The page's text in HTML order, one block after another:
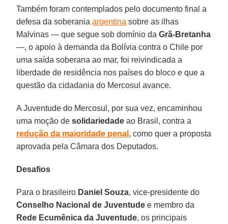
Também foram contemplados pelo documento final a
defesa da soberania argentina sobre as ilhas
Malvinas — que segue sob domínio daGrã-Bretanha
—, o apoio à demanda da Bolívia contra o Chile por
uma saída soberana ao mar, foi reivindicada a
liberdade de residência nos países do bloco e que a
questão da cidadania do Mercosul avance.
A Juventude do Mercosul, por sua vez, encaminhou
uma moção desolidariedade ao Brasil, contra a
redução da maioridade penal , como quer a proposta
aprovada pela Câmara dos Deputados.
Desafios
Para o brasileiro Daniel Souza, vice-presidente do
Conselho Nacional de Juventude e membro da
Rede Ecumênica da Juventude, os principais